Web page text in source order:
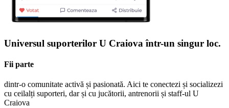
Universul suporterilor U Craiova într-un singur loc.
Fii parte
dintr-o comunitate activă și pasionată. Aici te conectezi și socializezi
cu ceilalți suporteri, dar și cu jucătorii, antrenorii și staff-ul U
Craiova